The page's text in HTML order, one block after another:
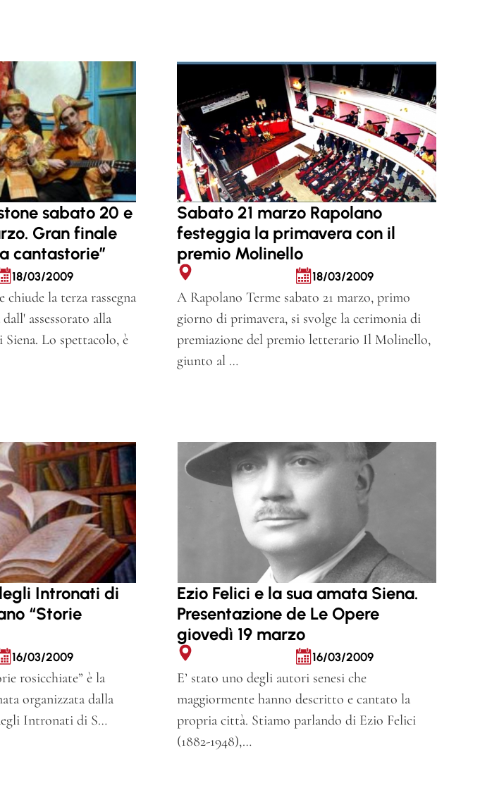
sabato 20 e
Gran finale
cantastorie”
18/03/2009
chiude la terza rassegna
assessorato alla
Lo spettacolo, è
Sabato 21 marzo Rapolano
festeggia la primavera con il
premio Molinello
18/03/2009
A Rapolano Terme sabato 21 marzo, primo
giorno di primavera, si svolge la cerimonia di
premiazione del premio letterario Il Molinello,
giunto al …
Intronati di
“Storie
16/03/2009
rosicchiate” è la
organizzata dalla
Intronati di S…
Ezio Felici e la sua amata Siena.
Presentazione de Le Opere
giovedì 19 marzo
16/03/2009
E’ stato uno degli autori senesi che
maggiormente hanno descritto e cantato la
propria città. Stiamo parlando di Ezio Felici
(1882-1948),…